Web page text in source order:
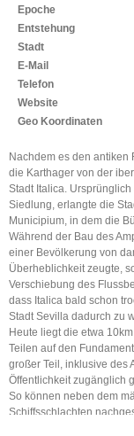
Epoche
Entstehung
Stadt
E-Mail
Telefon
Website
Geo Koordinaten
Nachdem es den antiken
die Karthager von der
Stadt Italica.
Siedlung, erlangte die
Municipium, in dem die
Während der Bau des
einer Bevölkerung von
Überheblichkeit zeugte,
Verschiebung des
dass Italica bald schon
Stadt Sevilla dadurch zu
Heute liegt die etwa
Teilen auf den
großer Teil, inklusive des
Öffentlichkeit zugänglich
So können neben dem
Schiffsschlachten